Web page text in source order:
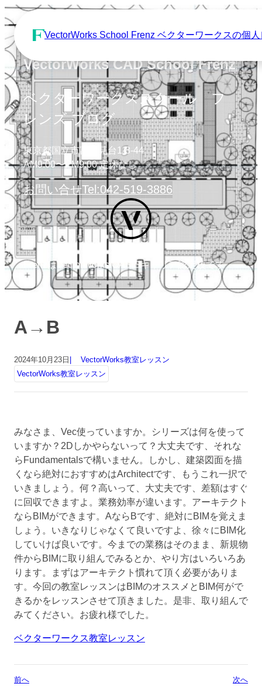
VectorWorks School Frenz ベクターワークスの個
VectorWorks CAD School Frenz
ベクターワークススクール フ
レンズ ブログ
東京都国立市富士見台1-8-44
AM9:00〜PM9:00 定休なし
お問い合せTel:042-519-3886
FrenzはVectorWorks OASISキャリア認定校です
A→B
2024年10月23日
VectorWorks教室レッスン
VectorWorks教室レッスン
みなさま、Vec使っていますか。シリーズは何を使って
いますか？2Dしかやらないって？大丈夫です、それな
らFundamentalsで構いません。しかし、建築図面を描
くなら絶対におすすめはArchitectです、もうこれ一択で
いきましょう。何？高いって、大丈夫です、差額はすぐ
に回収できますよ。業務効率が違います。アーキテクト
ならBIMができます。AならBです、絶対にBIMを覚えま
しょう。いきなりじゃなくて良いですよ、徐々にBIM化
していけば良いです。今までの業務はそのまま、新規物
件からBIMに取り組んでみるとか、やり方はいろいろあ
ります。まずはアーキテクト慣れて頂く必要がありま
す。今回の教室レッスンはBIMのオススメとBIM何がで
きるかをレッスンさせて頂きました。是非、取り組んで
みてください。お疲れ様でした。
ベクターワークス教室レッスン
前へ 次へ